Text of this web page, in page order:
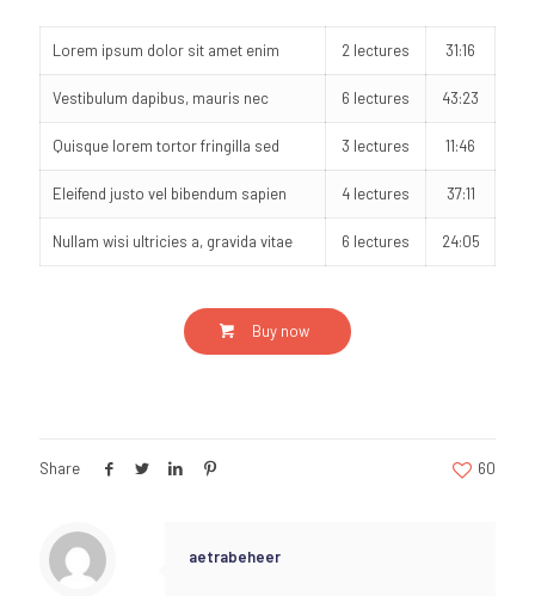
Lorem ipsum dolor sit amet enim 2 lectures 31:16
Vestibulum dapibus, mauris nec 6 lectures 43:23
Quisque lorem tortor fringilla sed 3 lectures 11:46
Eleifend justo vel bibendum sapien 4 lectures 37:11
Nullam wisi ultricies a, gravida vitae 6 lectures 24:05
Buy now
Share 60
aetrabeheer